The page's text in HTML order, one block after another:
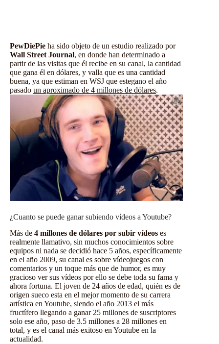
PewDiePie ha sido objeto de un estudio realizado por
Wall Street Journal, en donde han determinado a
partir de las visitas que él recibe en su canal, la cantidad
que gana él en dólares, y valla que es una cantidad
buena, ya que estiman en WSJ que estegano el año
pasado un aproximado de 4 millones de dólares.
¿Cuanto se puede ganar subiendo vídeos a Youtube?
Más de 4 millones de dólares por subir vídeos es
realmente llamativo, sin muchos conocimientos sobre
equipos ni nada se decidió hace 5 años, específicamente
en el año 2009, su canal es sobre vídeojuegos con
comentarios y un toque más que de humor, es muy
gracioso ver sus vídeos por ello se debe toda su fama y
ahora fortuna. El joven de 24 años de edad, quién es de
origen sueco esta en el mejor momento de su carrera
artística en Youtube, siendo el año 2013 el más
fructífero llegando a ganar 25 millones de suscriptores
solo ese año, paso de 3.5 millones a 28 millones en
total, y es el canal más exitoso en Youtube en la
actualidad.